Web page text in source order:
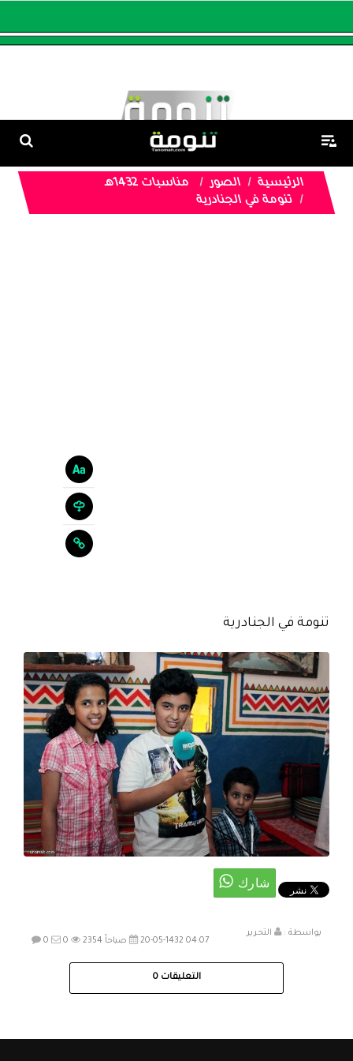
الرئيسية الصور
مناسبات 1432هـ
تنومة في الجنادرية
تنومة في الجنادرية
بواسطة :
التحرير
20-05-1432 04:07 صباحاً
0 0 2354
التعليقات 0